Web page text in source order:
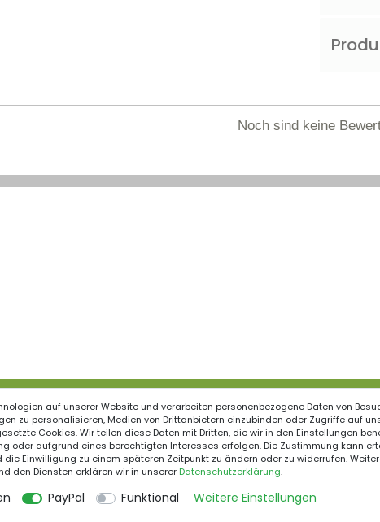
Noch sind keine
auf unserer Website und verarbeiten personenbezogene Daten von
zu personalisieren, Medien von Drittanbietern einzubinden oder Zugriffe auf
Cookies. Wir teilen diese Daten mit Dritten, die wir in den Einstellungen
oder aufgrund eines berechtigten Interesses erfolgen. Die Zustimmung kann
Einwilligung zu einem späteren Zeitpunkt zu ändern oder zu widerrufen.
den Diensten erklären wir in unserer Daten­schutz­erklärung.
PayPal Funktional Weitere Einstellungen
Informationen
Widerrufsrecht
Impressum
AGB